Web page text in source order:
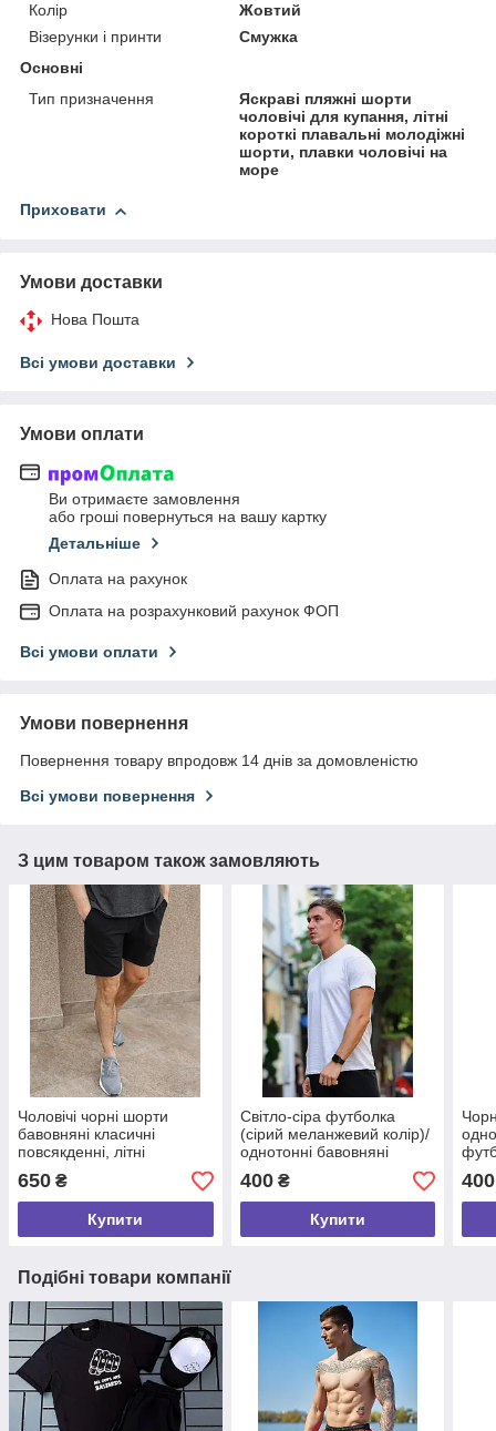
Колір
Жовтий
Візерунки і принти
Смужка
Основні
Тип призначення
Яскраві пляжні шорти
чоловічі для купання, літні
короткі плавальні молодіжні
шорти, плавки чоловічі на
море
Приховати
Умови доставки
Нова Пошта
Всі умови доставки
Умови оплати
Ви отримаєте замовлення
або гроші повернуться на вашу картку
Детальніше
Оплата на рахунок
Оплата на розрахунковий рахунок ФОП
Всі умови оплати
Умови повернення
Повернення товару впродовж 14 днів за домовленістю
Всі умови повернення
З цим товаром також замовляють
Чоловічі чорні шорти
бавовняні класичні
повсякденні, літні
спортивні шорти
однотонні трикотажні
650 ₴
Купити
Світло-сіра футболка
(сірий меланжевий колір)/
однотонні бавовняні
футболки
400₴
Купити
400
Подібні товари компанії